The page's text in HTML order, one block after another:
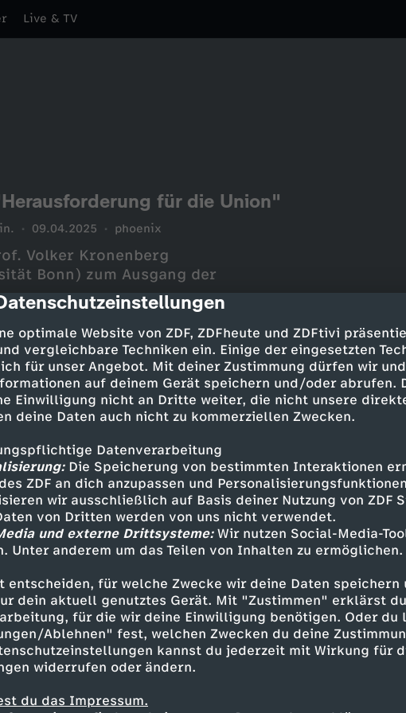
description
optimale Website von ZDF, ZDFheute und ZDFtivi
vergleichbare Techniken ein. Einige der eingesetzten
für unser Angebot. Mit deiner Zustimmung dürfen wir
auf deinem Gerät speichern und/oder abrufen.
Einwilligung nicht an Dritte weiter, die nicht unsere
deine Daten auch nicht zu kommerziellen Zwecken.
Datenverarbeitung
Die Speicherung von bestimmten Interaktionen
ZDF an dich anzupassen und
wir ausschließlich auf Basis deiner Nutzung von ZDF
von Dritten werden von uns nicht verwendet.
und externe Drittsysteme:Wir nutzen Social-Media-
Unter anderem um das Teilen von Inhalten zu ermöglichen.
entscheiden, für welche Zwecke wir deine Daten
dein aktuell genutztes Gerät. Mit "Zustimmen" erklärst
für die wir deine Einwilligung benötigen. Oder du
Ablehnen" fest, welchen Zwecken du deine
kannst du jederzeit mit Wirkung für
widerrufen oder ändern.
du das Impressum.
Live & TV
für die Union"
09.04.2025 phoenix
Bonn) zum Ausgang der
Ähnliche Inhalte entdecken
Politik Magazin informativ phoenix vor ort